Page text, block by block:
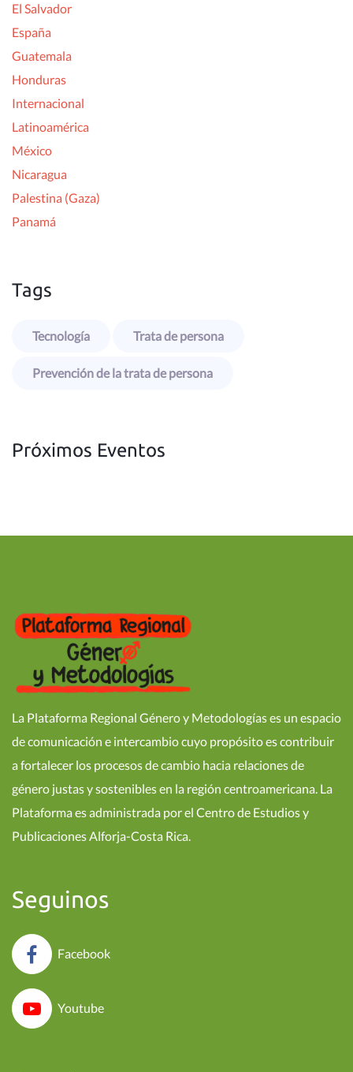
El Salvador
España
Guatemala
Honduras
Internacional
Latinoamérica
México
Nicaragua
Palestina (Gaza)
Panamá
Tags
Tecnología Trata de persona
Prevención de la trata de persona
Próximos Eventos
La Plataforma Regional Género y Metodologías es un espacio
de comunicación e intercambio cuyo propósito es contribuir
a fortalecer los procesos de cambio hacia relaciones de
género justas y sostenibles en la región centroamericana. La
Plataforma es administrada por el Centro de Estudios y
Publicaciones Alforja-Costa Rica.
Seguinos
Facebook
Youtube